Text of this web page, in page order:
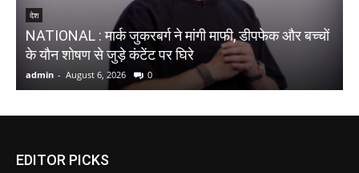
देश
NATIONAL : मार्क जुकरबर्ग ने मांगी माफी, डीपफेक और बच्चों
के यौन शोषण से जुड़े कंटेंट पर घिरे
admin - August 6, 2026 0
EDITOR PICKS